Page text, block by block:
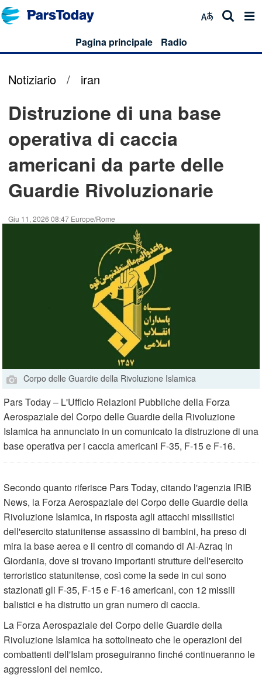
Pagina principale Radio
Notiziario / iran
Distruzione di una base
operativa di caccia
americani da parte delle
Guardie Rivoluzionarie
Giu 11, 2026 08:47 Europe/Rome
Corpo delle Guardie della Rivoluzione Islamica
Pars Today – L'Ufficio Relazioni Pubbliche della Forza
Aerospaziale del Corpo delle Guardie della Rivoluzione
Islamica ha annunciato in un comunicato la distruzione di una
base operativa per i caccia americani F-35, F-15 e F-16.
Secondo quanto riferisce Pars Today, citando l'agenzia IRIB
News, la Forza Aerospaziale del Corpo delle Guardie della
Rivoluzione Islamica, in risposta agli attacchi missilistici
dell'esercito statunitense assassino di bambini, ha preso di
mira la base aerea e il centro di comando di Al-Azraq in
Giordania, dove si trovano importanti strutture dell'esercito
terroristico statunitense, così come la sede in cui sono
stazionati gli F-35, F-15 e F-16 americani, con 12 missili
balistici e ha distrutto un gran numero di caccia.
La Forza Aerospaziale del Corpo delle Guardie della
Rivoluzione Islamica ha sottolineato che le operazioni dei
combattenti dell'Islam proseguiranno finché continueranno le
aggressioni del nemico.